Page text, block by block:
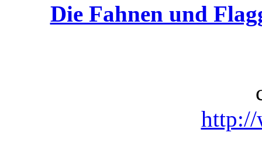
Die Fahnen und
http://